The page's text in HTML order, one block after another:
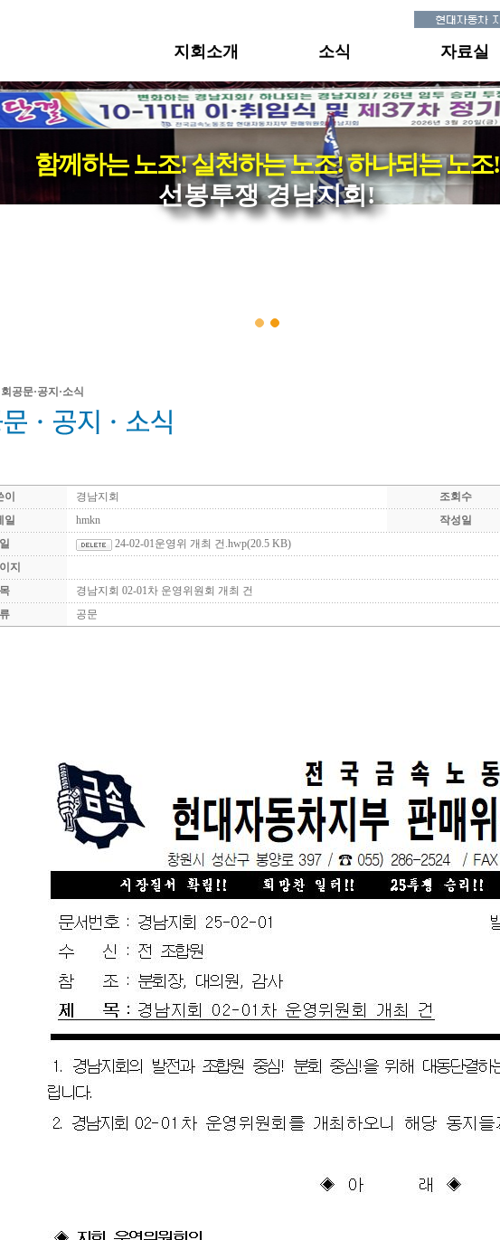
지회소개 소식 자료실
함께하는 노조! 실천하는 노조! 하나되는 노조!
선봉투쟁 경남지회!
공문·공지·소식
경남지회 조회수
일
hmkn 작성일
24-02-01운영위 개최 건.hwp(20.5 KB)
지
경남지회 02-01차 운영위원회 개최 건
공문